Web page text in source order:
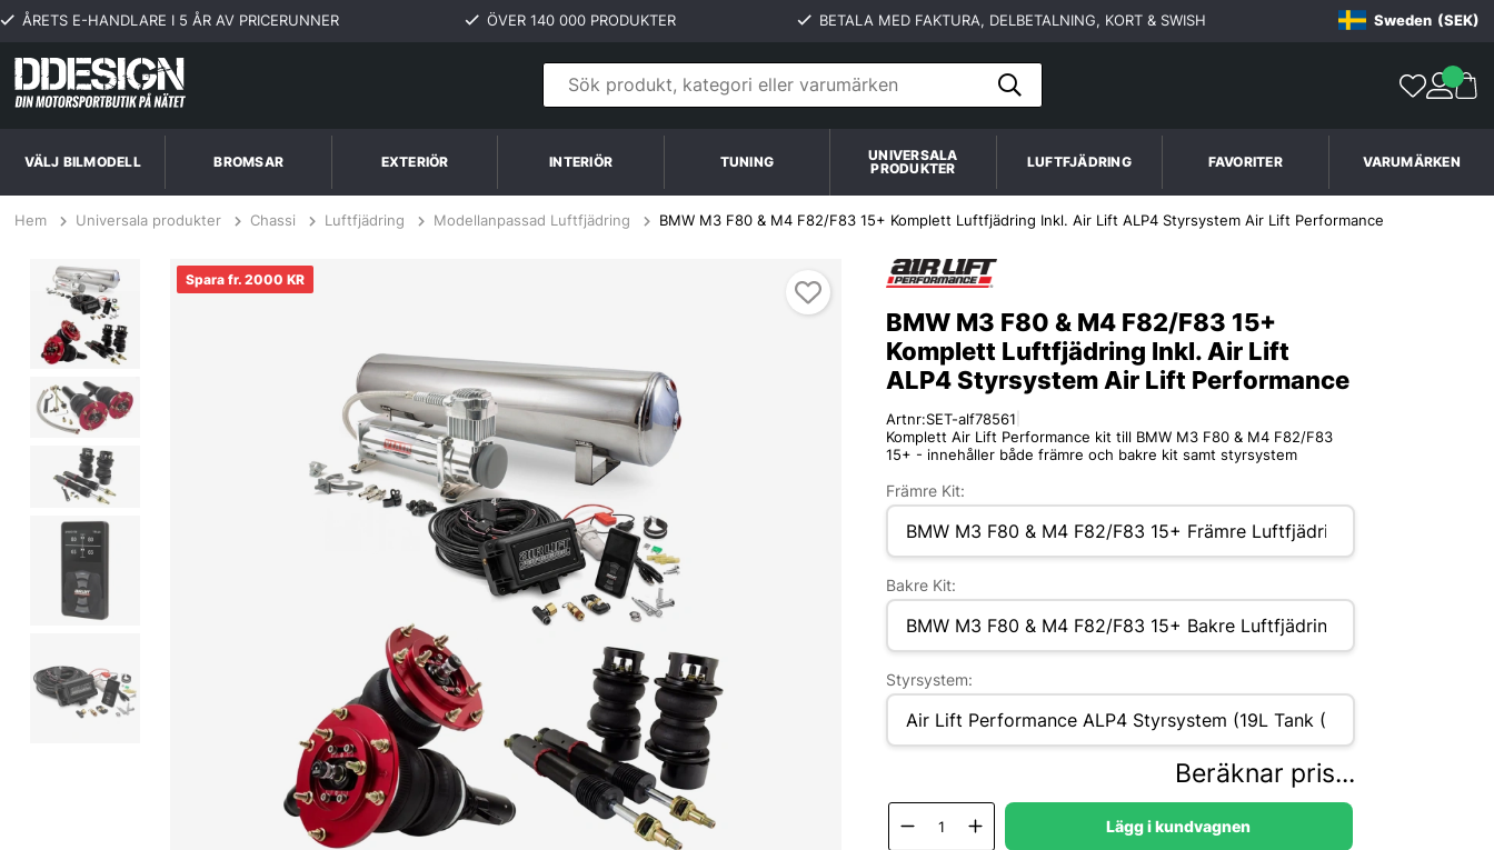
ÅRETS E-HANDLARE I 5 ÅR AV PRICERUNNER ÖVER 140 000 PRODUKTER BETALA MED FAKTURA, DELBETALNING, KORT & SWISH Sweden (SEK)
VÄLJ BILMODELL BROMSAR EXTERIÖR INTERIÖR TUNING
UNIVERSALA
PRODUKTER
LUFTFJÄDRING FAVORITER VARUMÄRKEN
Hem Universala produkter Chassi Luftfjädring Modellanpassad Luftfjädring BMW M3 F80 & M4 F82/F83 15+ Komplett Luftfjädring Inkl. Air Lift ALP4 Styrsystem Air Lift Performance
BMW M3 F80 & M4 F82/F83 15+ Komplett Luftfjädring Inkl. Air Lift ALP4 Styrsystem Air Lift Performance
fr. 2000 KR
BMW M3 F80 & M4 F82/F83 15+
Komplett Luftfjädring Inkl. Air Lift
ALP4 Styrsystem Air Lift Performance
Artnr:SET-alf78561
Komplett Air Lift Performance kit till BMW M3 F80 & M4 F82/F83
15+ - innehåller både främre och bakre kit samt styrsystem
Främre Kit:
Bakre Kit:
Styrsystem:
Beräknar pris...
Lägg i kundvagnen